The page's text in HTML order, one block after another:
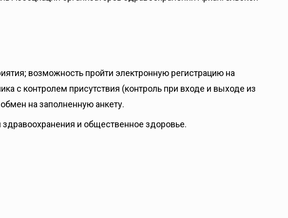
возможность пройти электронную регистрацию на
с контролем присутствия (контроль при входе и выходе из
на заполненную анкету.
и общественное здоровье.